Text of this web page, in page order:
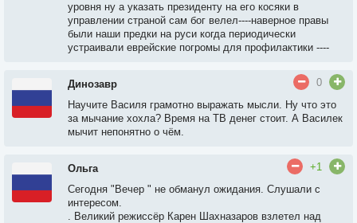
уровня ну а указать президенту на его косяки в
управлении страной сам бог велел----наверное правы
были наши предки на руси когда периодически
устраивали еврейские погромы для профилактики ----
Динозавр
0
Научите Василя грамотно выражать мысли. Ну что это
за мычание хохла? Время на ТВ денег стоит. А Василек
мычит непонятно о чём.
Ольга
+1
Сегодня "Вечер " не обманул ожидания. Слушали с
интересом.
. Великий режиссёр Карен Шахназаров взлетел над